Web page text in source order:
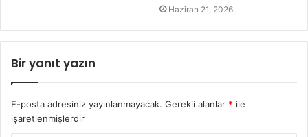
Haziran 21, 2026
Bir yanıt yazın
E-posta adresiniz yayınlanmayacak. Gerekli alanlar * ile
işaretlenmişlerdir